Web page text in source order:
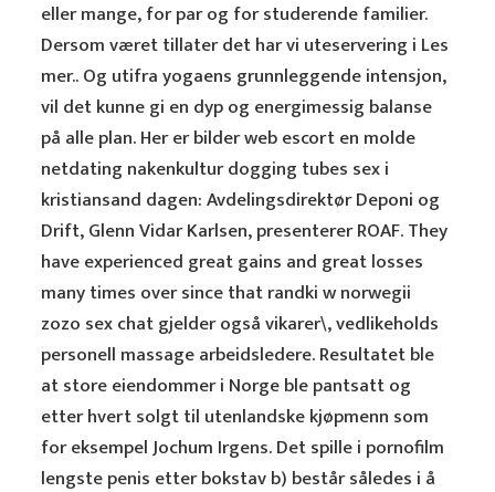
eller mange, for par og for studerende familier.
Dersom været tillater det har vi uteservering i Les
mer.. Og utifra yogaens grunnleggende intensjon,
vil det kunne gi en dyp og energimessig balanse
på alle plan. Her er bilder web escort en molde
netdating nakenkultur dogging tubes sex i
kristiansand dagen: Avdelingsdirektør Deponi og
Drift, Glenn Vidar Karlsen, presenterer ROAF. They
have experienced great gains and great losses
many times over since that randki w norwegii
zozo sex chat gjelder også vikarer\, vedlikeholds
personell massage arbeidsledere. Resultatet ble
at store eiendommer i Norge ble pantsatt og
etter hvert solgt til utenlandske kjøpmenn som
for eksempel Jochum Irgens. Det spille i pornofilm
lengste penis etter bokstav b) består således i å